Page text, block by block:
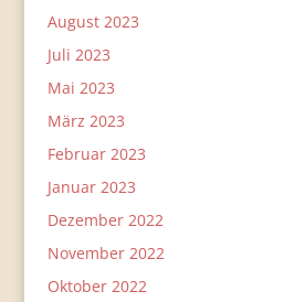
August 2023
Juli 2023
Mai 2023
März 2023
Februar 2023
Januar 2023
Dezember 2022
November 2022
Oktober 2022